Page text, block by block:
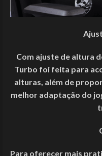
Com ajuste de altura
Turbo foi feita para
alturas, além de
melhor adaptação do
Para oferecer mais